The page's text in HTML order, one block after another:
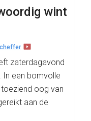
wint
zaterdagavond
In een bomvolle
oog van
aan de